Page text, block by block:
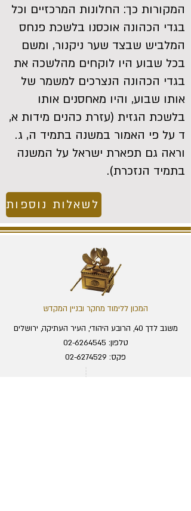
המקורות כך: החלונות המרכזיים וכל
בגדי הכהונה אוכסנו בלשכת פנחס
המלביש שבצד שער ניקנור, ומשם
בכל שבוע היו לוקחים מהלשכה את
בגדי הכהונה הנצרכים למשמר של
אותו שבוע, והיו מאחסנים אותו
בלשכת הגזית (עזרת כהנים מידות א,
ד על פי האמור במשנה בתמיד ה, ג.
וראה גם תפארת ישראל על המשנה
בתמיד הנזכרת).
לשאלות נוספות
המכון ללימוד מחקר ובניין המקדש
משגב לדך 40, הרובע היהודי, העיר העתיקה, ירושלים
טלפון: 02-6264545
פקס: 02-6274529